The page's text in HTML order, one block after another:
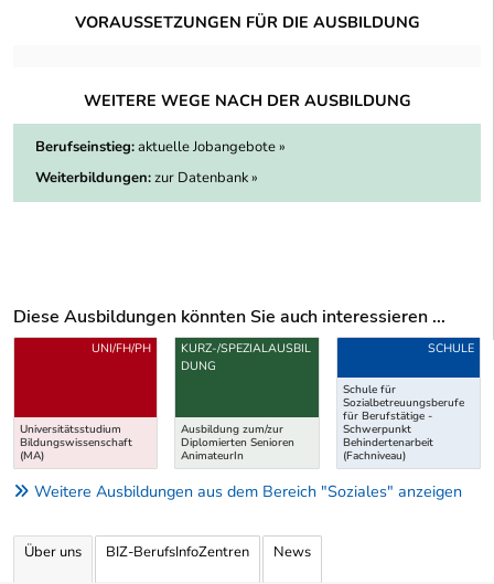
VORAUSSETZUNGEN FÜR DIE AUSBILDUNG
WEITERE WEGE NACH DER AUSBILDUNG
Berufseinstieg:aktuelle Jobangebote »
Weiterbildungen:zur Datenbank »
Diese Ausbildungen könnten Sie auch interessieren ...
Uber weitere Ausbildungsvorschläge
Universitätsstudium
Bildungswissenschaft
(MA)
UNI/FH/PH
Ausbildung zum/zur
Diplomierten Senioren
AnimateurIn
KURZ-/SPEZIALAUSBIL
DUNG
Schule für
Sozialbetreuungsberufe
für Berufstätige -
Schwerpunkt
Behindertenarbeit
(Fachniveau)
SCHULE
Weitere Ausbildungen aus dem Bereich "Soziales" anzeigen
Über uns BIZ-BerufsInfoZentren News